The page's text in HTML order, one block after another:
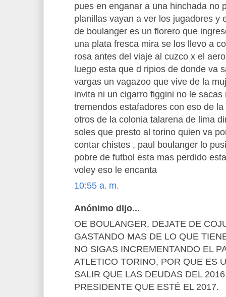
pues en enganar a una hinchada no
planillas vayan a ver los jugadores y
de boulanger es un florero que
una plata fresca mira se los llevo a
rosa antes del viaje al cuzco x el
luego esta que d ripios de donde va
vargas un vagazoo que vive de la
invita ni un cigarro figgini no le
tremendos estafadores con eso de
otros de la colonia talarena de lima
soles que presto al torino quien va
contar chistes , paul boulanger lo
pobre de futbol esta mas perdido
voley eso le encanta
10:55 a. m.
Anónimo dijo...
OE BOULANGER, DEJATE DE
GASTANDO MAS DE LO QUE
NO SIGAS INCREMENTANDO EL
ATLETICO TORINO, POR QUE ES
SALIR QUE LAS DEUDAS DEL
PRESIDENTE QUE ESTÉ EL 2017.